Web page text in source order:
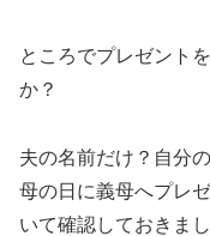
ところでプレゼント
か？
夫の名前だけ？自分
母の日に義母へプレ
いて確認しておきまし